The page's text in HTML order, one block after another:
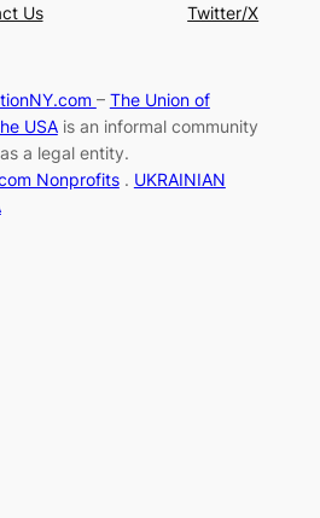
Us
Twitter/X
– The Union of
USAis an informal community
a legal entity.
Nonprofits. UKRAINIAN